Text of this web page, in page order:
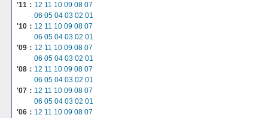
'11： 12 11 10 09 08 07
06 05 04 03 02 01
'10： 12 11 10 09 08 07
06 05 04 03 02 01
'09： 12 11 10 09 08 07
06 05 04 03 02 01
'08： 12 11 10 09 08 07
06 05 04 03 02 01
'07： 12 11 10 09 08 07
06 05 04 03 02 01
'06： 12 11 10 09 08 07